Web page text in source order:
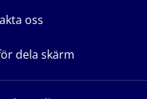
oss
dela skärm